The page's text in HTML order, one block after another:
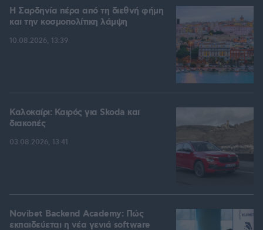
Η Σαρδηνία πέρα από τη διεθνή φήμη
και την κοσμοπολίτικη λάμψη
10.08.2026, 13:39
Καλοκαίρι: Καιρός για Skoda και
διακοπές
03.08.2026, 13:41
Novibet Backend Academy: Πώς
εκπαιδεύεται η νέα γενιά software